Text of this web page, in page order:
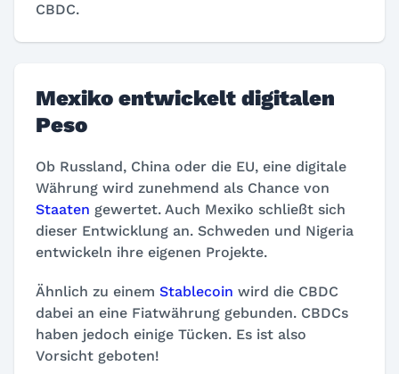
CBDC.
Mexiko entwickelt digitalen
Peso
Ob Russland, China oder die EU, eine digitale
Währung wird zunehmend als Chance von
Staaten gewertet. Auch Mexiko schließt sich
dieser Entwicklung an. Schweden und Nigeria
entwickeln ihre eigenen Projekte.
Ähnlich zu einem Stablecoin wird die CBDC
dabei an eine Fiatwährung gebunden. CBDCs
haben jedoch einige Tücken. Es ist also
Vorsicht geboten!